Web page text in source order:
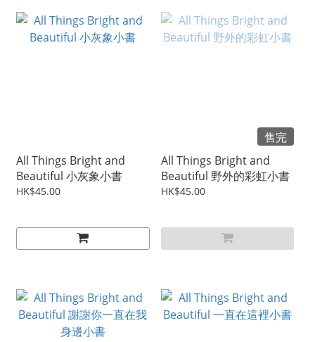
All Things Bright and
Beautiful 小灰象小書
HK$45.00
售完
All Things Bright and
Beautiful 野外的彩虹小書
HK$45.00